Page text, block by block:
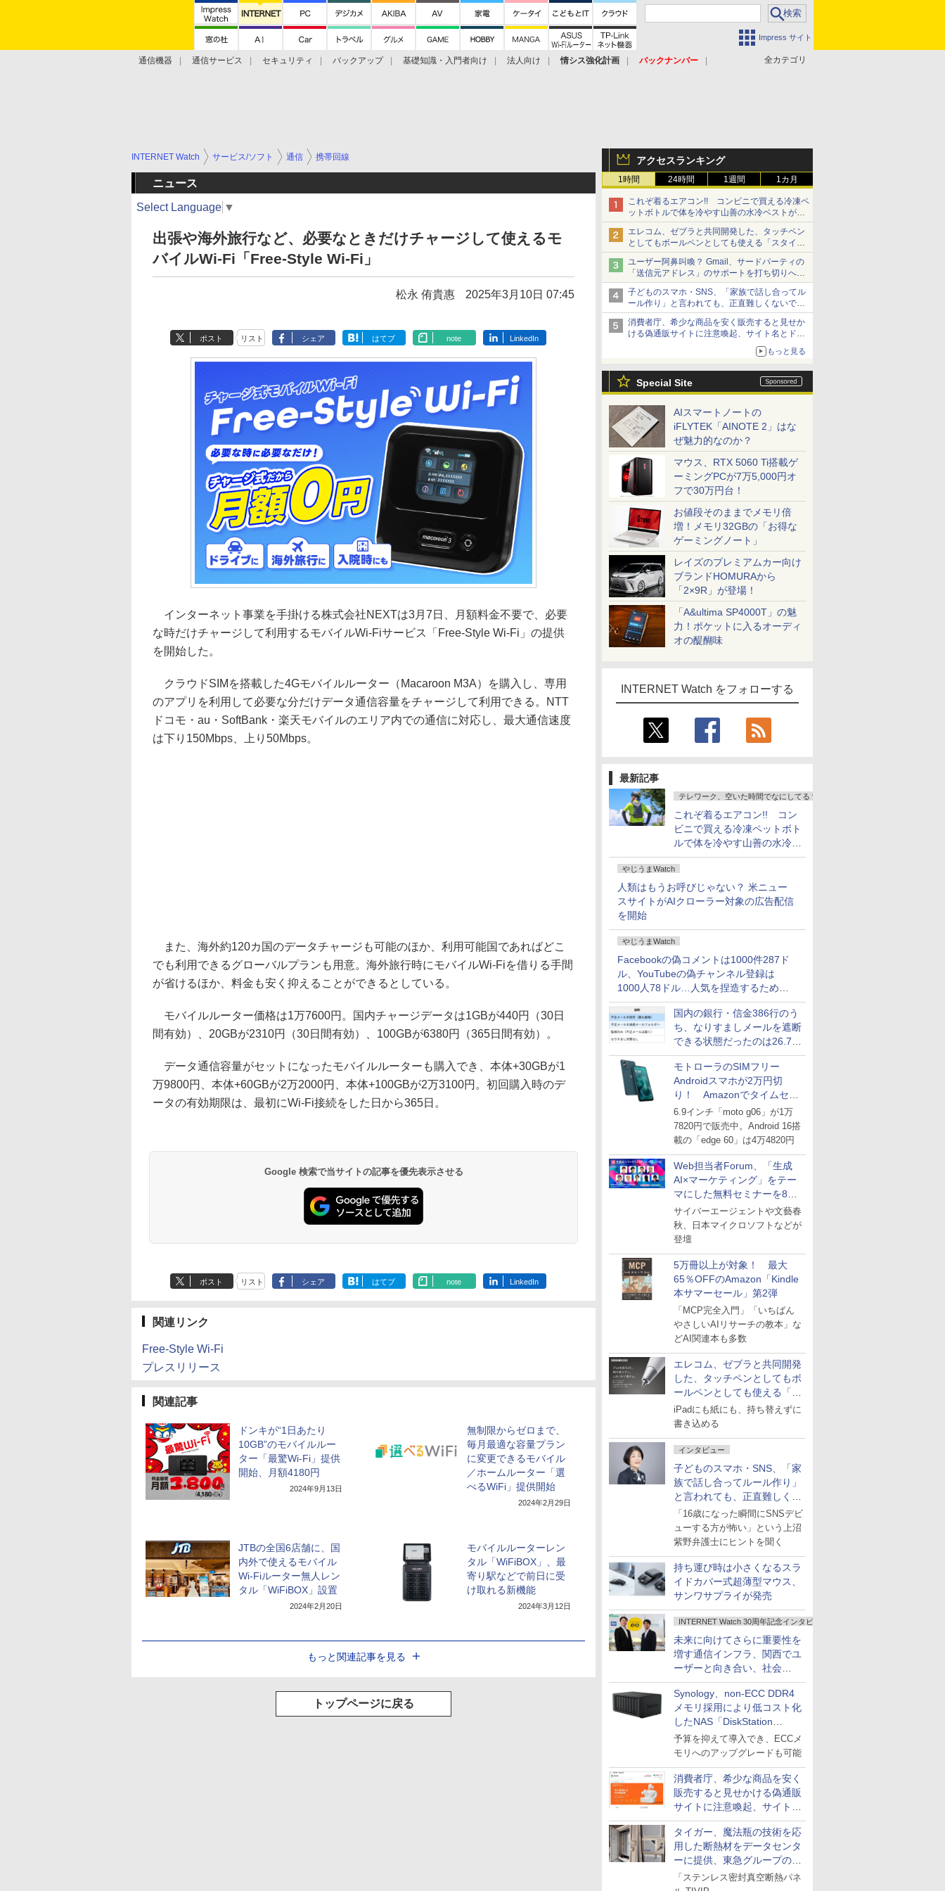
Impress サイト
全カテゴリ
通信機器 通信サービス セキュリティ バックアップ 基礎知識・入門者向け 法人向け 情シス強化計画
バックナンバー
アクセスランキング
1時間 24時間 1週間 1カ月
これぞ着るエアコン!! コンビニで買える冷凍ペ
ットボトルで体を冷やす山善の水冷ベストがロ
ードバイクにちょうどいい【ぼっち・ざ・ろー
ど！その14】【空いた時間でなにしてる？】
エレコム、ゼブラと共同開発した、タッチペン
としてもボールペンとしても使える「スタイラ
スツーウェイ」発売 iPadにも紙にも、持ち替
えずに書き込める
ユーザー阿鼻叫喚？ Gmail、サードパーティの
「送信元アドレス」のサポートを打ち切りへ
【やじうまWatch】
子どものスマホ・SNS、「家族で話し合ってル
ール作り」と言われても、正直難しくないです
か？ 「16歳になった瞬間にSNSデビューする
方が怖い」という上沼紫野弁護士にヒントを聞
く
消費者庁、希少な商品を安く販売すると見せか
ける偽通販サイトに注意喚起、サイト名とドメ
もっと見る
Special Site
AIスマートノートの
iFLYTEK「AINOTE 2」はな
ぜ魅力的なのか？
マウス、RTX 5060 Ti搭載ゲ
ーミングPCが7万5,000円オ
フで30万円台！
お値段そのままでメモリ倍
増！メモリ32GBの「お得な
ゲーミングノート」
レイズのプレミアムカー向け
ブランドHOMURAから
「2×9R」が登場！
「A&ultima SP4000T」の魅
力！ポケットに入るオーディ
オの醍醐味
INTERNET Watch をフォローする
最新記事
テレワーク、空いた時間でなにしてる？
これぞ着るエアコン!! コン
ビニで買える冷凍ペットボト
ルで体を冷やす山善の水冷ベ
ストがロードバイクにちょう
どいい【ぼっち・ざ・ろー
ど！その14】
やじうまWatch
人類はもうお呼びじゃない？ 米ニュー
スサイトがAIクローラー対象の広告配信
を開始
やじうまWatch
Facebookの偽コメントは1000件287ド
ル、YouTubeの偽チャンネル登録は
1000人78ドル…人気を捏造するための
価格リストが公開中
国内の銀行・信金386行のう
ち、なりすましメールを遮断
できる状態だったのは26.7％
にとどまる～GMOブランド
セキュリティ調査
モトローラのSIMフリー
Androidスマホが2万円切
り！ Amazonでタイムセー
ル
6.9インチ「moto g06」が1万
7820円で販売中。Android 16搭
載の「edge 60」は4万4820円
Web担当者Forum、「生成
AI×マーケティング」をテー
マにした無料セミナーを8月
27日にオンライン開催
サイバーエージェントや文藝春
秋、日本マイクロソフトなどが
登壇
5万冊以上が対象！ 最大
65％OFFのAmazon「Kindle
本サマーセール」第2弾
「MCP完全入門」「いちばん
やさしいAIリサーチの教本」な
どAI関連本も多数
エレコム、ゼブラと共同開発
した、タッチペンとしてもボ
ールペンとしても使える「ス
タイラスツーウェイ」発売
iPadにも紙にも、持ち替えずに
書き込める
インタビュー
子どものスマホ・SNS、「家
族で話し合ってルール作り」
と言われても、正直難しくな
いですか？
「16歳になった瞬間にSNSデビ
ューする方が怖い」という上沼
紫野弁護士にヒントを聞く
持ち運び時は小さくなるスラ
イドカバー式超薄型マウス、
サンワサプライが発売
INTERNET Watch 30周年記念インタビュー
未来に向けてさらに重要性を
増す通信インフラ、関西でユ
ーザーと向き合い、社会
の“あたらしい”を起動し続け
る～オプテージ
Synology、non-ECC DDR4
メモリ採用により低コスト化
したNAS「DiskStation
neo+」シリーズ
予算を抑えて導入でき、ECCメ
モリへのアップグレードも可能
消費者庁、希少な商品を安く
販売すると見せかける偽通販
サイトに注意喚起、サイト名
とドメイン名を公表
タイガー、魔法瓶の技術を応
用した断熱材をデータセンタ
ーに提供、東急グループの実
証実験で
「ステンレス密封真空断熱パネ
INTERNET Watch サービス/ソフト 通信 携帯回線
ニュース
Select Language ▼
出張や海外旅行など、必要なときだけチャージして使えるモ
バイルWi-Fi「Free-Style Wi-Fi」
松永 侑貴惠 2025年3月10日 07:45
ポスト リスト シェア はてブ note LinkedIn
インターネット事業を手掛ける株式会社NEXTは3月7日、月額料金不要で、必要
な時だけチャージして利用するモバイルWi-Fiサービス「Free-Style Wi-Fi」の提供
を開始した。
クラウドSIMを搭載した4Gモバイルルーター（Macaroon M3A）を購入し、専用
のアプリを利用して必要な分だけデータ通信容量をチャージして利用できる。NTT
ドコモ・au・SoftBank・楽天モバイルのエリア内での通信に対応し、最大通信速度
は下り150Mbps、上り50Mbps。
また、海外約120カ国のデータチャージも可能のほか、利用可能国であればどこ
でも利用できるグローバルプランも用意。海外旅行時にモバイルWi-Fiを借りる手間
が省けるほか、料金も安く抑えることができるとしている。
モバイルルーター価格は1万7600円。国内チャージデータは1GBが440円（30日
間有効）、20GBが2310円（30日間有効）、100GBが6380円（365日間有効）。
データ通信容量がセットになったモバイルルーターも購入でき、本体+30GBが1
万9800円、本体+60GBが2万2000円、本体+100GBが2万3100円。初回購入時のデ
ータの有効期限は、最初にWi-Fi接続をした日から365日。
Google 検索で当サイトの記事を優先表示させる
ポスト リスト シェア はてブ note LinkedIn
関連リンク
Free-Style Wi-Fi
プレスリリース
関連記事
ドンキが“1日あたり
10GB”のモバイルルー
ター「最驚Wi-Fi」提供
開始、月額4180円
2024年9月13日
無制限からゼロまで、
毎月最適な容量プラン
に変更できるモバイル
／ホームルーター「選
べるWiFi」提供開始
2024年2月29日
JTBの全国6店舗に、国
内外で使えるモバイル
Wi-Fiルーター無人レン
タル「WiFiBOX」設置
2024年2月20日
モバイルルーターレン
タル「WiFiBOX」、最
寄り駅などで前日に受
け取れる新機能
2024年3月12日
もっと関連記事を見る
トップページに戻る